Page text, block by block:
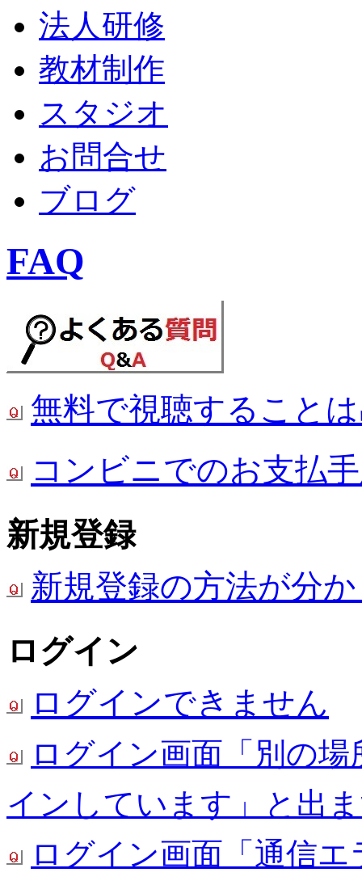
法人研修
教材制作
スタジオ
お問合せ
ブログ
FAQ
無料で視聴すること
コンビニでのお支払
新規登録
新規登録の方法が分
ログイン
ログインできません
ログイン画面「別の
インしています」と出
ログイン画面「通信